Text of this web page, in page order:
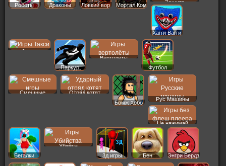
Роботы Драконы Ловкий вор Мортал Ком Защита
Хагги Вагги
Такси
Паркур
Вертолеты
Футбол
Смешные
Отряд котят
Бомж Хобо
Рус Машины
Не нажимай
Бегалки
Убийца
3д игры
Бен Энгри Бердз